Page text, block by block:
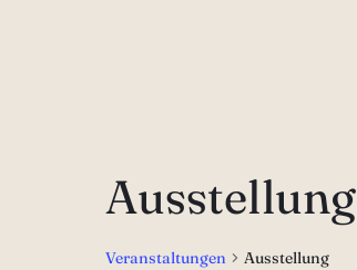
Ausstellung
Veranstaltungen Ausstellung